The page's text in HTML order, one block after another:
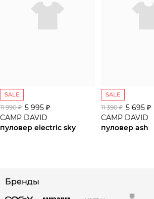
SALE
11 990 ₽ 5 995 ₽
CAMP DAVID
пуловер electric sky
SALE
11 390 ₽ 5 695 ₽
CAMP DAVID
пуловер ash
Бренды